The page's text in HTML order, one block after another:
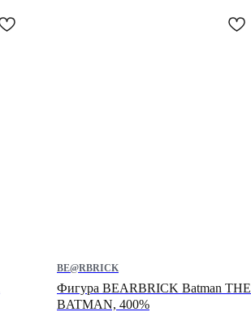
Фигура BEARBRICK Batman THE
BATMAN, 400%
BE@RBRICK